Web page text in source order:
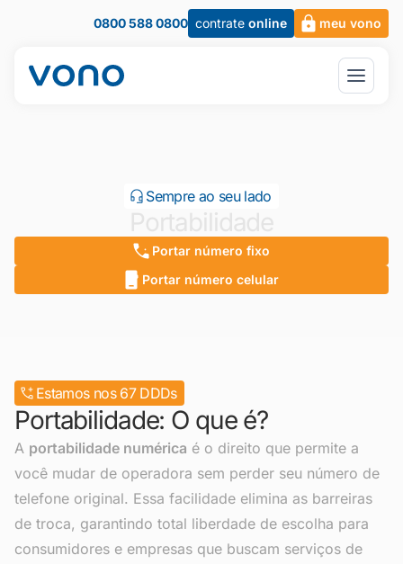
0800 588 0800 contrate online meu vono
Sempre ao seu lado
Portar número fixo
Portar número celular
Estamos nos 67 DDDs
Portabilidade: O que é?
A portabilidade numérica é o direito que permite a
você mudar de operadora sem perder seu número de
telefone original. Essa facilidade elimina as barreiras
de troca, garantindo total liberdade de escolha para
consumidores e empresas que buscam serviços de